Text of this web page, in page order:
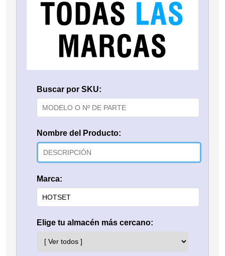
Buscar por SKU:
Nombre del Producto:
Marca:
Elige tu almacén más cercano: